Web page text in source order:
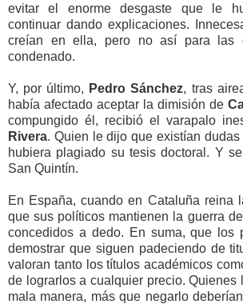
evitar el enorme desgaste que le
continuar dando explicaciones.
creían en ella, pero no así para las
condenado.
Y, por último, Pedro Sánchez, tras
había afectado aceptar la dimisión de
compungido él, recibió el varapalo
Rivera. Quien le dijo que existían
hubiera plagiado su tesis doctoral. Y
San Quintín.
En España, cuando en Cataluña reina
que sus políticos mantienen la guerra
concedidos a dedo. En suma, que los
demostrar que siguen padeciendo de
valoran tanto los títulos académicos
de lograrlos a cualquier precio. Quienes
mala manera, más que negarlo